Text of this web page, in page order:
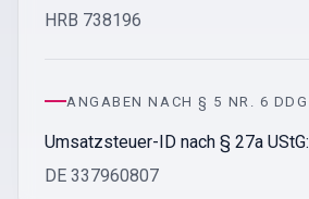
HRB 738196
ANGABEN NACH § 5 NR. 6 DDG
Umsatzsteuer-ID nach § 27a UStG:
DE 337960807